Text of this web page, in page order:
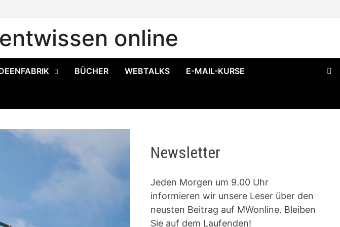
online
BÜCHER WEBTALKS E-MAIL-KURSE
Newsletter
Jeden Morgen um 9.00 Uhr
informieren wir unsere Leser über den
neusten Beitrag auf MWonline. Bleiben
Sie auf dem Laufenden!